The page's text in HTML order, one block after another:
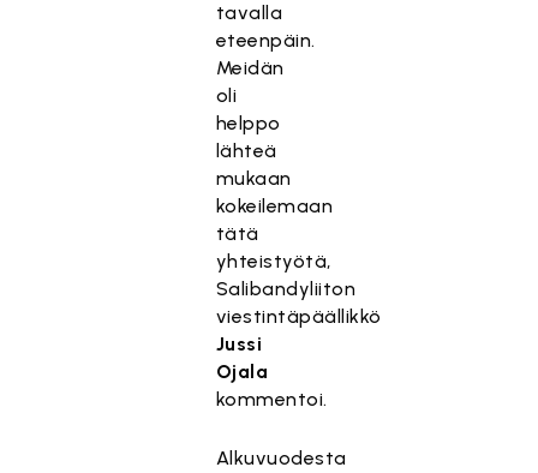
tavalla
eteenpäin.
Meidän
oli
helppo
lähteä
mukaan
kokeilemaan
tätä
yhteistyötä,
Salibandyliiton
viestintäpäällikkö
Jussi
Ojala
kommentoi.
Alkuvuodesta